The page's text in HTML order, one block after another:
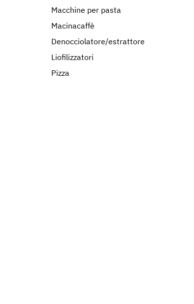
Macchine per pasta
Macinacaffè
Denocciolatore/estrattore
Liofilizzatori
Pizza